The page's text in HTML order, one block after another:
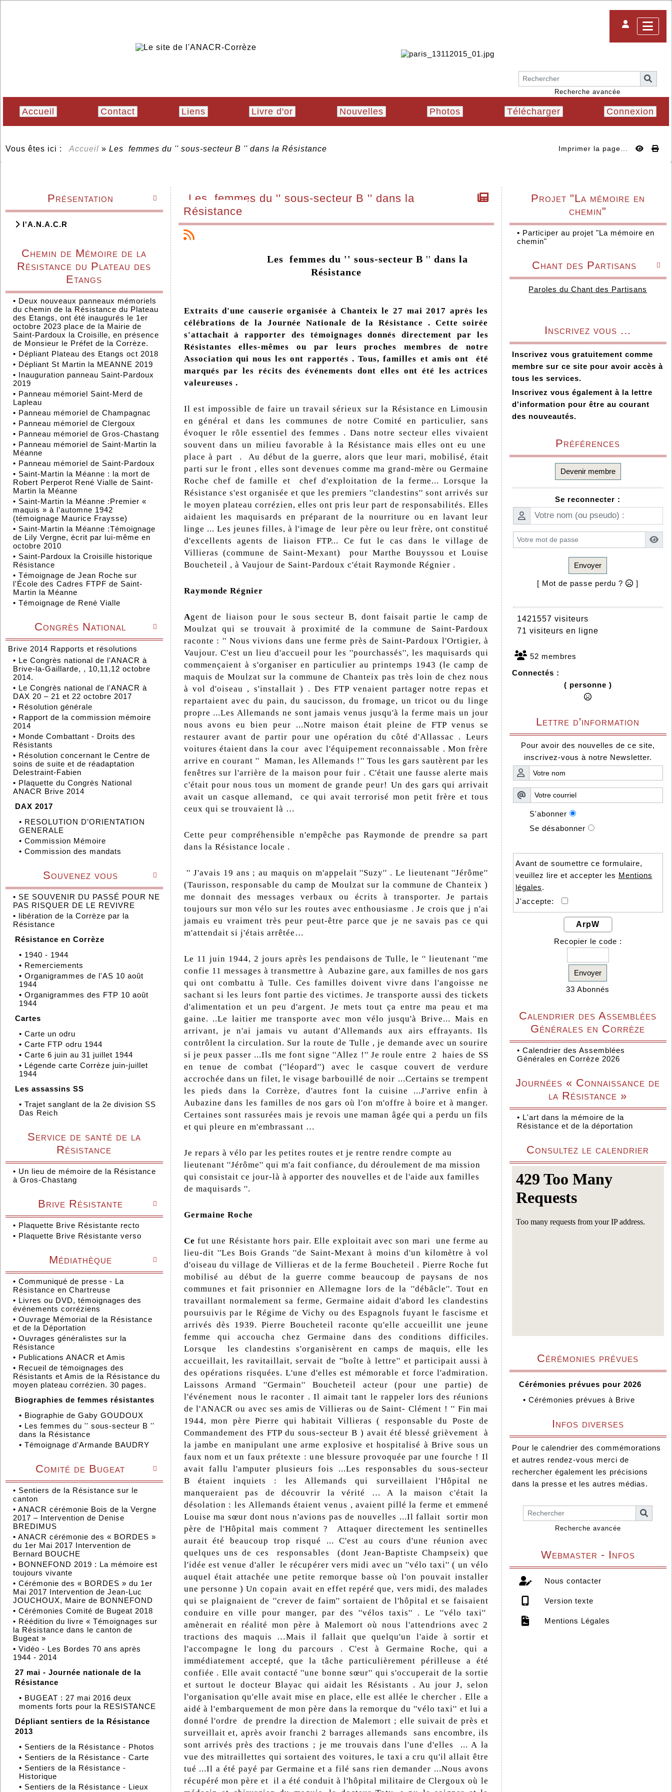
Recherche avancée
Accueil Contact Liens Livre d'or Nouvelles Photos Télécharger Connexion
Vous êtes ici : Accueil » Les femmes du '' sous-secteur B '' dans la Résistance Imprimer la page...

Présentation
l'A.N.A.C.R
Chemin de Mémoire de la
Résistance du Plateau des
Etangs
• Deux nouveaux panneaux mémoriels
du chemin de la Résistance du Plateau
des Etangs, ont été inaugurés le 1er
octobre 2023 place de la Mairie de
Saint-Pardoux la Croisille, en présence
de Monsieur le Préfet de la Corrèze.
• Dépliant Plateau des Etangs oct 2018
• Dépliant St Martin la MEANNE 2019
• Inauguration panneau Saint-Pardoux
2019
• Panneau mémoriel Saint-Merd de
Lapleau
• Panneau mémoriel de Champagnac
• Panneau mémoriel de Clergoux
• Panneau mémoriel de Gros-Chastang
• Panneau mémoriel de Saint-Martin la
Méanne
• Panneau mémoriel de Saint-Pardoux
• Saint-Martin la Méanne : la mort de
Robert Perperot René Vialle de Saint-
Martin la Méanne
• Saint-Martin la Méanne :Premier «
maquis » à l’automne 1942
(témoignage Maurice Fraysse)
• Saint-Martin la Méanne :Témoignage
de Lily Vergne, écrit par lui-même en
octobre 2010
• Saint-Pardoux la Croisille historique
Résistance
• Témoignage de Jean Roche sur
l'École des Cadres FTPF de Saint-
Martin la Méanne
• Témoignage de René Vialle

Congrès National
Brive 2014 Rapports et résolutions
• Le Congrès national de l'ANACR à
Brive-la-Gaillarde, , 10,11,12 octobre
2014.
• Le Congrès national de l'ANACR à
DAX 20 – 21 et 22 octobre 2017
• Résolution générale
• Rapport de la commission mémoire
2014
• Monde Combattant - Droits des
Résistants
• Résolution concernant le Centre de
soins de suite et de réadaptation
Delestraint-Fabien
• Plaquette du Congrès National
ANACR Brive 2014
DAX 2017
• RESOLUTION D’ORIENTATION
GENERALE
• Commission Mémoire
• Commission des mandats

Souvenez vous
• SE SOUVENIR DU PASSÉ POUR NE
PAS RISQUER DE LE REVIVRE
• libération de la Corrèze par la
Résistance
Résistance en Corrèze
• 1940 - 1944
• Remerciements
• Organigrammes de l'AS 10 août
1944
• Organigrammes des FTP 10 août
1944
Cartes
• Carte un odru
• Carte FTP odru 1944
• Carte 6 juin au 31 juillet 1944
• Légende carte Corrèze juin-juillet
1944
Les assassins SS
• Trajet sanglant de la 2e division SS
Das Reich
Service de santé de la
Résistance
• Un lieu de mémoire de la Résistance
à Gros-Chastang

Brive Résistante
• Plaquette Brive Résistante recto
• Plaquette Brive Résistante verso

Médiathèque
• Communiqué de presse - La
Résistance en Chartreuse
• Livres ou DVD, témoignages des
événements corréziens
• Ouvrage Mémorial de la Résistance
et de la Déportation
• Ouvrages généralistes sur la
Résistance
• Publications ANACR et Amis
• Recueil de témoignages des
Résistants et Amis de la Résistance du
moyen plateau corrézien. 30 pages.
Biographies de femmes résistantes
• Biographie de Gaby GOUDOUX
• Les femmes du '' sous-secteur B ''
dans la Résistance
• Témoignage d'Armande BAUDRY

Comité de Bugeat
• Sentiers de la Résistance sur le
canton
• ANACR cérémonie Bois de la Vergne
2017 – Intervention de Denise
BREDIMUS
• ANACR cérémonie des « BORDES »
du 1er Mai 2017 Intervention de
Bernard BOUCHE
• BONNEFOND 2019 : La mémoire est
toujours vivante
• Cérémonie des « BORDES » du 1er
Mai 2017 Intervention de Jean-Luc
JOUCHOUX, Maire de BONNEFOND
• Cérémonies Comité de Bugeat 2018
• Réédition du livre « Témoignages sur
la Résistance dans le canton de
Bugeat »
• Vidéo - Les Bordes 70 ans après
1944 - 2014
27 mai - Journée nationale de la
Résistance
• BUGEAT : 27 mai 2016 deux
moments forts pour la RESISTANCE
Dépliant sentiers de la Résistance
2013
• Sentiers de la Résistance - Photos
• Sentiers de la Résistance - Carte
• Sentiers de la Résistance -
Historique
• Sentiers de la Résistance - Lieux
Les femmes du '' sous-secteur B '' dans la
Résistance
Les femmes du '' sous-secteur B '' dans la
Résistance
Extraits d'une causerie organisée à Chanteix le 27 mai 2017 après les
célébrations de la Journée Nationale de la Résistance . Cette soirée
s'attachait à rapporter des témoignages donnés directement par les
Résistantes elles-mêmes ou par leurs proches membres de notre
Association qui nous les ont rapportés . Tous, familles et amis ont été
marqués par les récits des événements dont elles ont été les actrices
valeureuses .
Il est impossible de faire un travail sérieux sur la Résistance en Limousin
en général et dans les communes de notre Comité en particulier, sans
évoquer le rôle essentiel des femmes . Dans notre secteur elles vivaient
souvent dans un milieu favorable à la Résistance mais elles ont eu une
place à part . Au début de la guerre, alors que leur mari, mobilisé, était
parti sur le front , elles sont devenues comme ma grand-mère ou Germaine
Roche chef de famille et chef d'exploitation de la ferme... Lorsque la
Résistance s'est organisée et que les premiers ''clandestins'' sont arrivés sur
le moyen plateau corrézien, elles ont pris leur part de responsabilités. Elles
aidaient les maquisards en préparant de la nourriture ou en lavant leur
linge ... Les jeunes filles, à l'image de leur père ou leur frère, ont constitué
d'excellents agents de liaison FTP... Ce fut le cas dans le village de
Villieras (commune de Saint-Mexant) pour Marthe Bouyssou et Louise
Boucheteil , à Vaujour de Saint-Pardoux c'était Raymonde Régnier .
Raymonde Régnier
Agent de liaison pour le sous secteur B, dont faisait partie le camp de
Moulzat qui se trouvait à proximité de la commune de Saint-Pardoux
raconte : '' Nous vivions dans une ferme près de Saint-Pardoux l'Ortigier, à
Vaujour. C'est un lieu d'accueil pour les ''pourchassés'', les maquisards qui
commençaient à s'organiser en particulier au printemps 1943 (le camp de
maquis de Moulzat sur la commune de Chanteix pas très loin de chez nous
à vol d'oiseau , s'installait ) . Des FTP venaient partager notre repas et
repartaient avec du pain, du saucisson, du fromage, un tricot ou du linge
propre ...Les Allemands ne sont jamais venus jusqu'à la ferme mais un jour
nous avons eu bien peur ...Notre maison était pleine de FTP venus se
restaurer avant de partir pour une opération du côté d'Allassac . Leurs
voitures étaient dans la cour avec l'équipement reconnaissable . Mon frère
arrive en courant '' Maman, les Allemands !'' Tous les gars sautèrent par les
fenêtres sur l'arrière de la maison pour fuir . C'était une fausse alerte mais
c'était pour nous tous un moment de grande peur! Un des gars qui arrivait
avait un casque allemand, ce qui avait terrorisé mon petit frère et tous
ceux qui se trouvaient là …
Cette peur compréhensible n'empêche pas Raymonde de prendre sa part
dans la Résistance locale .
'' J'avais 19 ans ; au maquis on m'appelait ''Suzy'' . Le lieutenant ''Jérôme''
(Taurisson, responsable du camp de Moulzat sur la commune de Chanteix )
me donnait des messages verbaux ou écrits à transporter. Je partais
toujours sur mon vélo sur les routes avec enthousiasme . Je crois que j n'ai
jamais eu vraiment très peur peut-être parce que je ne savais pas ce qui
m'attendait si j'étais arrêtée…
Le 11 juin 1944, 2 jours après les pendaisons de Tulle, le '' lieutenant ''me
confie 11 messages à transmettre à Aubazine gare, aux familles de nos gars
qui ont combattu à Tulle. Ces familles doivent vivre dans l'angoisse ne
sachant si les leurs font partie des victimes. Je transporte aussi des tickets
d'alimentation et un peu d'argent. Je mets tout ça entre ma peau et ma
gaine. ..Le laitier me transporte avec mon vélo jusqu'à Brive... Mais en
arrivant, je n'ai jamais vu autant d'Allemands aux airs effrayants. Ils
contrôlent la circulation. Sur la route de Tulle , je demande avec un sourire
si je peux passer ...Ils me font signe ''Allez !'' Je roule entre 2 haies de SS
en tenue de combat (''léopard'') avec le casque couvert de verdure
accrochée dans un filet, le visage barbouillé de noir ...Certains se trempent
les pieds dans la Corrèze, d'autres font la cuisine ...J'arrive enfin à
Aubazine dans les familles de nos gars où l'on m'offre à boire et à manger.
Certaines sont rassurées mais je revois une maman âgée qui a perdu un fils
et qui pleure en m'embrassant …
Je repars à vélo par les petites routes et je rentre rendre compte au
lieutenant ''Jérôme'' qui m'a fait confiance, du déroulement de ma mission
qui consistait ce jour-là à apporter des nouvelles et de l'aide aux familles
de maquisards ''.
Germaine Roche
Ce fut une Résistante hors pair. Elle exploitait avec son mari une ferme au
lieu-dit ''Les Bois Grands ''de Saint-Mexant à moins d'un kilomètre à vol
d'oiseau du village de Villieras et de la ferme Boucheteil . Pierre Roche fut
mobilisé au début de la guerre comme beaucoup de paysans de nos
communes et fait prisonnier en Allemagne lors de la ''débâcle''. Tout en
travaillant normalement sa ferme, Germaine aidait d'abord les clandestins
poursuivis par le Régime de Vichy ou des Espagnols fuyant le fascisme et
arrivés dès 1939. Pierre Boucheteil raconte qu'elle accueillit une jeune
femme qui accoucha chez Germaine dans des conditions difficiles.
Lorsque les clandestins s'organisèrent en camps de maquis, elle les
accueillait, les ravitaillait, servait de ''boîte à lettre'' et participait aussi à
des opérations risquées. L'une d'elles est mémorable et force l'admiration.
Laissons Armand ''Germain'' Boucheteil acteur (pour une partie) de
l'événement nous le raconter . Il aimait tant le rappeler lors des réunions
de l'ANACR ou avec ses amis de Villieras ou de Saint- Clément ! '' Fin mai
1944, mon père Pierre qui habitait Villieras ( responsable du Poste de
Commandement des FTP du sous-secteur B ) avait été blessé grièvement à
la jambe en manipulant une arme explosive et hospitalisé à Brive sous un
faux nom et un faux prétexte : une blessure provoquée par une fourche ! Il
avait fallu l'amputer plusieurs fois ...Les responsables du sous-secteur
B étaient inquiets : les Allemands qui surveillaient l'Hôpital ne
manqueraient pas de découvrir la vérité … A la maison c'était la
désolation : les Allemands étaient venus , avaient pillé la ferme et emmené
Louise ma sœur dont nous n'avions pas de nouvelles ...Il fallait sortir mon
père de l'Hôpital mais comment ? Attaquer directement les sentinelles
aurait été beaucoup trop risqué ... C'est au cours d'une réunion avec
quelques uns de ces responsables (dont Jean-Baptiste Champseix) que
l'idée est venue d'aller le récupérer vers midi avec un ''vélo taxi'' ( un vélo
auquel était attachée une petite remorque basse où l'on pouvait installer
une personne ) Un copain avait en effet repéré que, vers midi, des malades
qui se plaignaient de ''crever de faim'' sortaient de l'hôpital et se faisaient
conduire en ville pour manger, par des ''vélos taxis'' . Le ''vélo taxi''
amènerait en réalité mon père à Malemort où nous l'attendrions avec 2
tractions des maquis …Mais il fallait que quelqu'un l'aide à sortir et
l'accompagne le long du parcours . C'est à Germaine Roche, qui a
immédiatement accepté, que la tâche particulièrement périlleuse a été
confiée . Elle avait contacté ''une bonne sœur'' qui s'occuperait de la sortie
et surtout le docteur Blayac qui aidait les Résistants . Au jour J, selon
l'organisation qu'elle avait mise en place, elle est allée le chercher . Elle a
aidé à l'embarquement de mon père dans la remorque du ''vélo taxi'' et lui a
donné l'ordre de prendre la direction de Malemort ; elle suivait de près et
surveillait et, après avoir franchi 2 barrages allemands sans encombre, ils
sont arrivés près des tractions ; je me trouvais dans l'une d'elles ... A la
vue des mitraillettes qui sortaient des voitures, le taxi a cru qu'il allait être
tué ...Il a été payé par Germaine et a filé sans rien demander ...Nous avons
récupéré mon père et il a été conduit à l'hôpital militaire de Clergoux où le
Projet "La mémoire en
chemin"
• Participer au projet "La mémoire en
chemin"

Chant des Partisans
Paroles du Chant des Partisans
Inscrivez vous ...
Inscrivez vous gratuitement comme
membre sur ce site pour avoir accès à
tous les services.
Inscrivez vous également à la lettre
d'information pour être au courant
des nouveautés.
Préférences
Devenir membre
Se reconnecter :
Envoyer
[ Mot de passe perdu ? ]
1421557 visiteurs
71 visiteurs en ligne
52 membres
Connectés :
( personne )
Lettre d'information
Pour avoir des nouvelles de ce site,
inscrivez-vous à notre Newsletter.
S'abonner
Se désabonner
Avant de soumettre ce formulaire,
veuillez lire et accepter les Mentions
légales.
J'accepte:
ArpW
Recopier le code :
Envoyer
33 Abonnés
Calendrier des Assemblées
Générales en Corrèze
• Calendrier des Assemblées
Générales en Corrèze 2026
Journées « Connaissance de
la Résistance »
• L'art dans la mémoire de la
Résistance et de la déportation
Consultez le calendrier
Cérémonies prévues
Cérémonies prévues pour 2026
• Cérémonies prévues à Brive
Infos diverses
Pour le calendrier des commémorations
et autres rendez-vous merci de
rechercher également les précisions
dans la presse et les autres médias.
Recherche avancée
Webmaster - Infos
Nous contacter
Version texte
Mentions Légales